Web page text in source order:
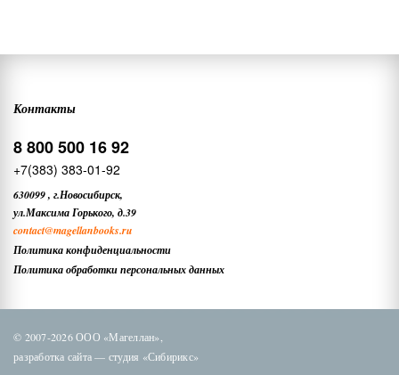
Контакты
8 800 500 16 92
+7(383) 383-01-92
630099, г.Новосибирск,
ул.Максима Горького, д.39
contact@magellanbooks.ru
Политика конфиденциальности
Политика обработки персональных данных
© 2007-2026 ООО «Магеллан»,
разработка сайта — студия «Сибирикс»